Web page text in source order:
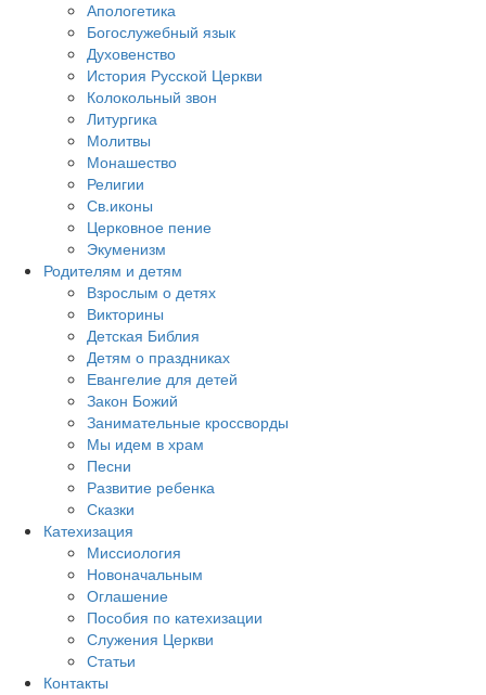
Апологетика
Богослужебный язык
Духовенство
История Русской Церкви
Колокольный звон
Литургика
Молитвы
Монашество
Религии
Св.иконы
Церковное пение
Экуменизм
Родителям и детям
Взрослым о детях
Викторины
Детская Библия
Детям о праздниках
Евангелие для детей
Закон Божий
Занимательные кроссворды
Мы идем в храм
Песни
Развитие ребенка
Сказки
Катехизация
Миссиология
Новоначальным
Оглашение
Пособия по катехизации
Служения Церкви
Статьи
Контакты